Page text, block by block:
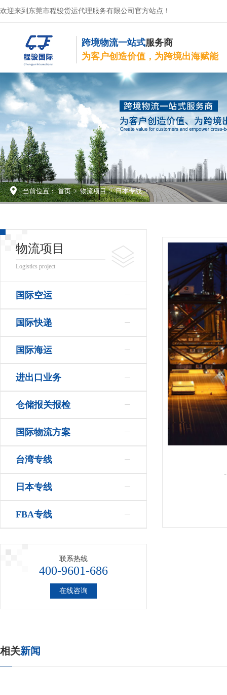
欢迎来到东莞市程骏货运代理服务有限公司官方站点！
跨境物流一站式服务商
为客户创造价值，为跨境出海赋能
当前位置： 首页 > 物流项目 > 日本专线 >
物流项目
Logistics project
国际空运
国际快递
国际海运
进出口业务
仓储报关报检
国际物流方案
台湾专线
日本专线
FBA专线
联系热线
400-9601-686
在线咨询
相关新闻